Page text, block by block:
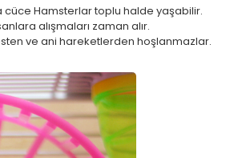
cüce Hamsterlar toplu halde yaşabilir.
alışmaları zaman alır.
ve ani hareketlerden hoşlanmazlar.